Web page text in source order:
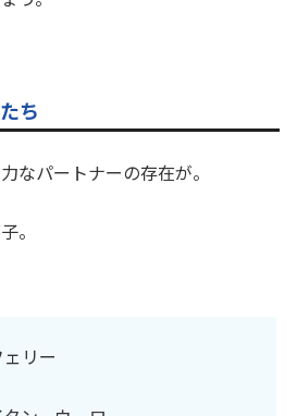
ち
なパートナーの存在が。
。
リー